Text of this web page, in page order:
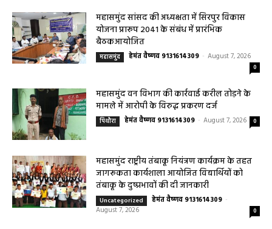
महासमुंद सांसद की अध्यक्षता में सिरपुर विकास
योजना प्रारूप 2041 के संबंध में प्रारंभिक
बैठकआयोजित
महासमुंद हेमंत वैष्णव 9131614309 - August 7, 2026
0
महासमुंद वन विभाग की कार्रवाई करील तोड़ने के
मामले में आरोपी के विरुद्ध प्रकरण दर्ज
पिथौरा हेमंत वैष्णव 9131614309 - August 7, 2026 0
महासमुंद राष्ट्रीय तंबाकू नियंत्रण कार्यक्रम के तहत
जागरूकता कार्यशाला आयोजित विद्यार्थियों को
तंबाकू के दुष्प्रभावों की दी जानकारी
Uncategorized हेमंत वैष्णव 9131614309 -
August 7, 2026
0